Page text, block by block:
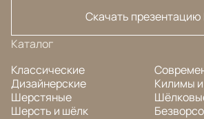
Скачать презентацию
Каталог
Классические
Дизайнерские
Шерстяные
Шерсть и шёлк
Килимы